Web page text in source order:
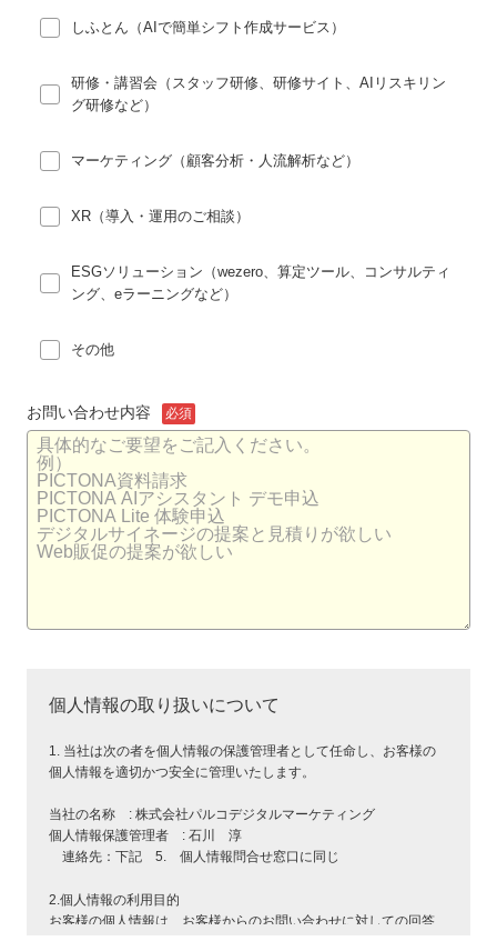
しふとん（AIで簡単シフト作成サービス）
研修・講習会（スタッフ研修、研修サイト、AIリスキリン
グ研修など）
マーケティング（顧客分析・人流解析など）
XR（導入・運用のご相談）
ESGソリューション（wezero、算定ツール、コンサルティ
ング、eラーニングなど）
その他
お問い合わせ内容 必須
個人情報の取り扱いについて
1. 当社は次の者を個人情報の保護管理者として任命し、お客様の
個人情報を適切かつ安全に管理いたします。
当社の名称 : 株式会社パルコデジタルマーケティング
個人情報保護管理者 : 石川 淳
連絡先：下記 5. 個人情報問合せ窓口に同じ
2.個人情報の利用目的
お客様の個人情報は、お客様からのお問い合わせに対しての回答、